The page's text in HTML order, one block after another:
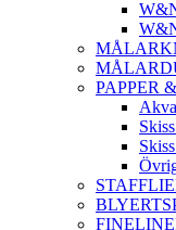
PAPPER